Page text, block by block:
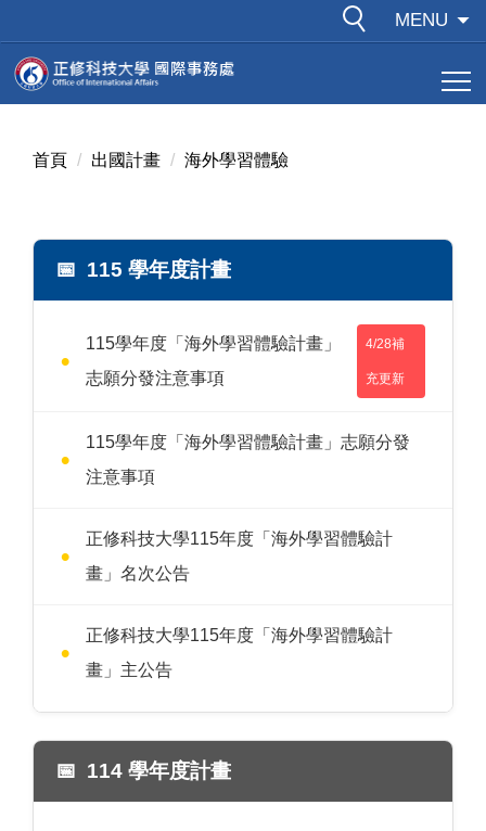
到
主
要
MENU
首頁 出國計畫 海外學習體驗
115 學年度計畫
115學年度「海外學習體驗計畫」
志願分發注意事項
4/28補
充更新
115學年度「海外學習體驗計畫」志願分發
注意事項
正修科技大學115年度「海外學習體驗計
畫」名次公告
正修科技大學115年度「海外學習體驗計
畫」主公告
114 學年度計畫